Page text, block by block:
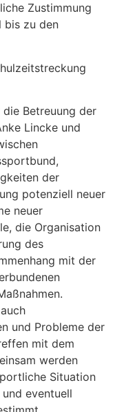
Zustimmung
bis zu den
Betreuung der
Lincke und
der
potenziell neuer
neuer
die Organisation
des
mit der
und Probleme der
mit dem
werden
Situation
eventuell